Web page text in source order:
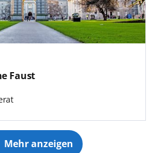
Faust
Mehr anzeigen